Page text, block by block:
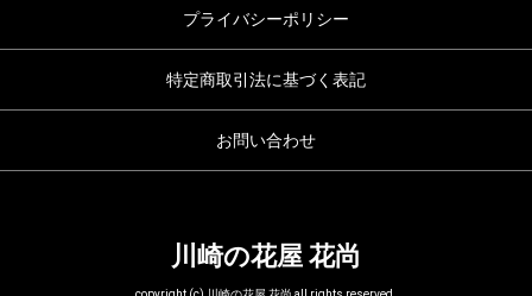
プライバシーポリシー
特定商取引法に基づく表記
お問い合わせ
川崎の花屋 花尚